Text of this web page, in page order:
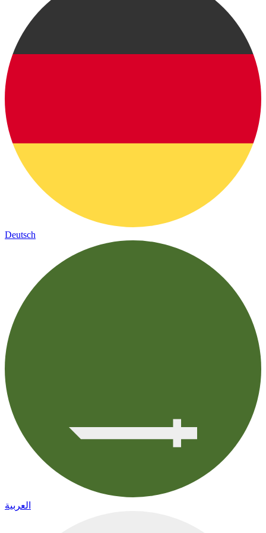
Deutsch
العربية